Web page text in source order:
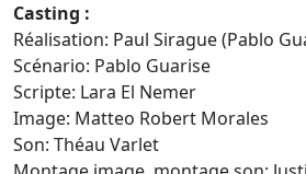
Casting :
Réalisation: Paul Sirague (Pablo
Scénario: Pablo Guarise
Scripte: Lara El Nemer
Image: Matteo Robert Morales
Son: Théau Varlet